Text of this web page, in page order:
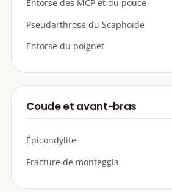
Entorse des MCP et du pouce
Pseudarthrose du Scaphoïde
Entorse du poignet
Coude et avant-bras
Épicondylite
Fracture de monteggia